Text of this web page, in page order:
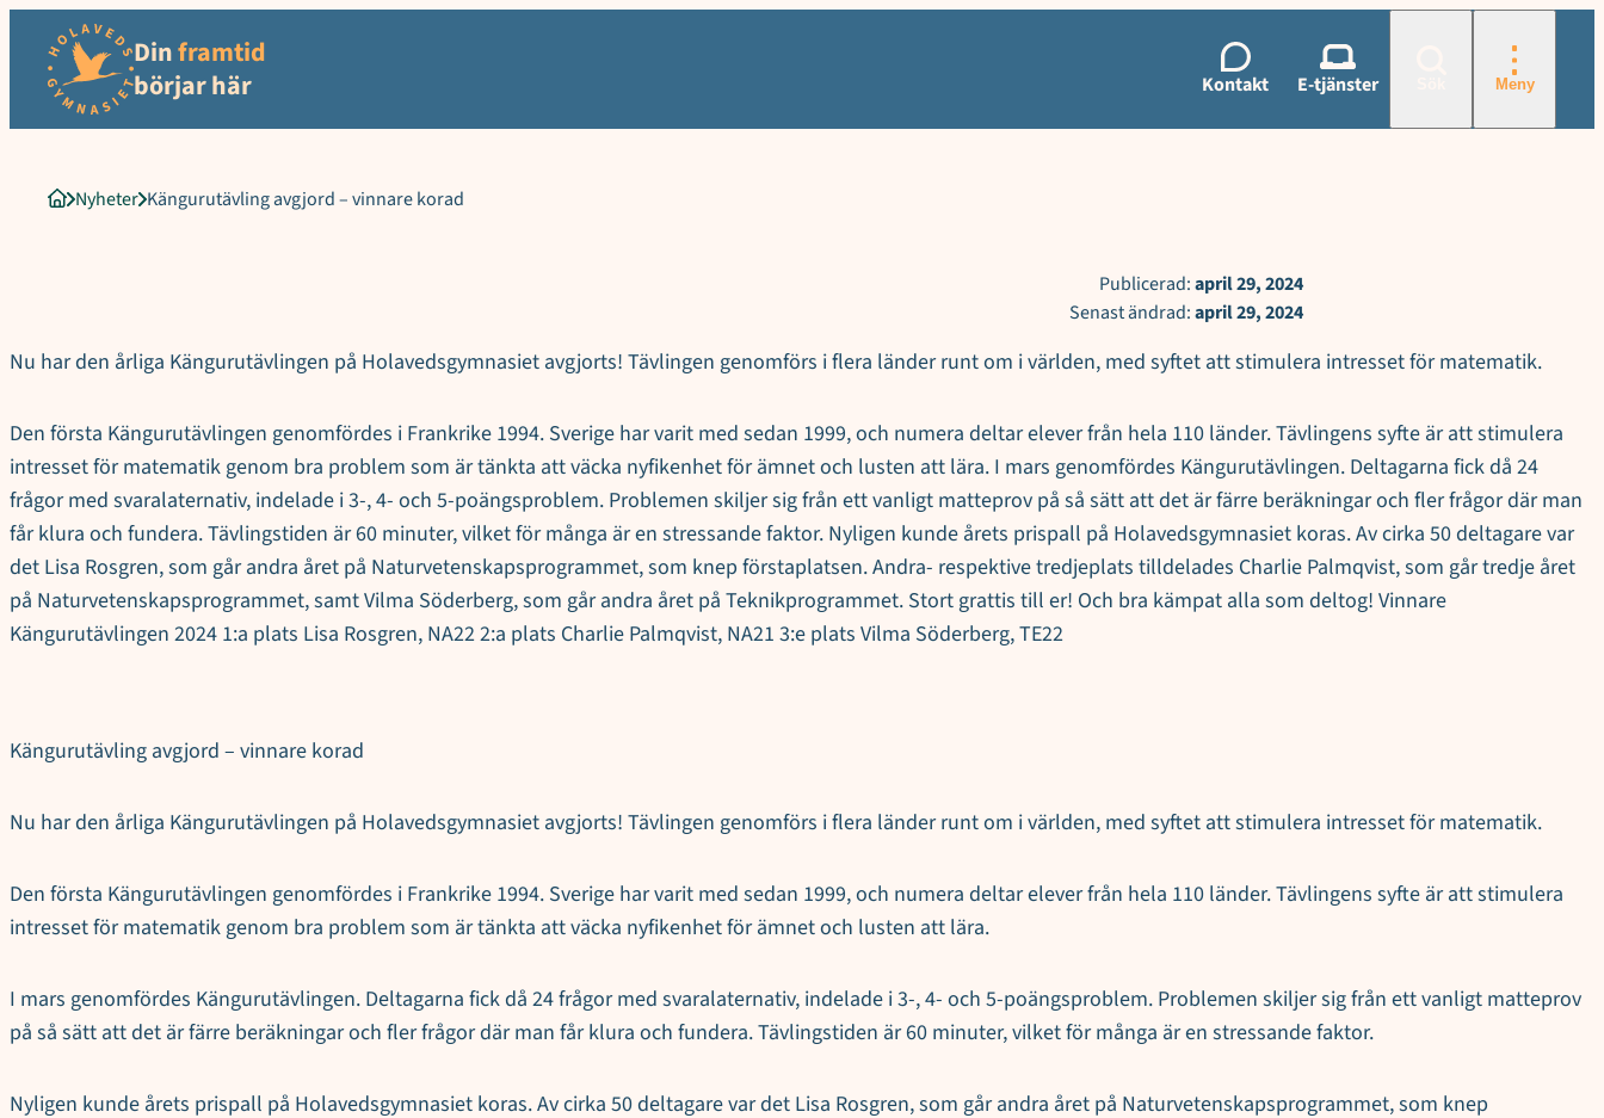
Sökord för intern sökning: Kängurutävling avgjord &#8211, vinnare korad
innehåll
Dinframtid
börjar här
Kontakt E-tjänster Meny
Startsida
Nyheter Kängurutävling avgjord – vinnare korad
Publicerad:april 29, 2024
Senast ändrad:april 29, 2024
Nu har den årliga Kängurutävlingen på Holavedsgymnasiet avgjorts! Tävlingen genomförs i flera länder runt om i världen, med syftet att stimulera intresset för matematik.
Den första Kängurutävlingen genomfördes i Frankrike 1994. Sverige har varit med sedan 1999, och numera deltar elever från hela 110 länder. Tävlingens syfte är att stimulera
intresset för matematik genom bra problem som är tänkta att väcka nyfikenhet för ämnet och lusten att lära. I mars genomfördes Kängurutävlingen. Deltagarna fick då 24
frågor med svaralaternativ, indelade i 3-, 4- och 5-poängsproblem. Problemen skiljer sig från ett vanligt matteprov på så sätt att det är färre beräkningar och fler frågor där man
får klura och fundera. Tävlingstiden är 60 minuter, vilket för många är en stressande faktor. Nyligen kunde årets prispall på Holavedsgymnasiet koras. Av cirka 50 deltagare var
det Lisa Rosgren, som går andra året på Naturvetenskapsprogrammet, som knep förstaplatsen. Andra- respektive tredjeplats tilldelades Charlie Palmqvist, som går tredje året
på Naturvetenskapsprogrammet, samt Vilma Söderberg, som går andra året på Teknikprogrammet. Stort grattis till er! Och bra kämpat alla som deltog! Vinnare
Kängurutävlingen 2024 1:a plats Lisa Rosgren, NA22 2:a plats Charlie Palmqvist, NA21 3:e plats Vilma Söderberg, TE22
Kängurutävling avgjord – vinnare korad
Nu har den årliga Kängurutävlingen på Holavedsgymnasiet avgjorts! Tävlingen genomförs i flera länder runt om i världen, med syftet att stimulera intresset för matematik.
Den första Kängurutävlingen genomfördes i Frankrike 1994. Sverige har varit med sedan 1999, och numera deltar elever från hela 110 länder. Tävlingens syfte är att stimulera
intresset för matematik genom bra problem som är tänkta att väcka nyfikenhet för ämnet och lusten att lära.
I mars genomfördes Kängurutävlingen. Deltagarna fick då 24 frågor med svaralaternativ, indelade i 3-, 4- och 5-poängsproblem. Problemen skiljer sig från ett vanligt matteprov
på så sätt att det är färre beräkningar och fler frågor där man får klura och fundera. Tävlingstiden är 60 minuter, vilket för många är en stressande faktor.
Nyligen kunde årets prispall på Holavedsgymnasiet koras. Av cirka 50 deltagare var det Lisa Rosgren, som går andra året på Naturvetenskapsprogrammet, som knep